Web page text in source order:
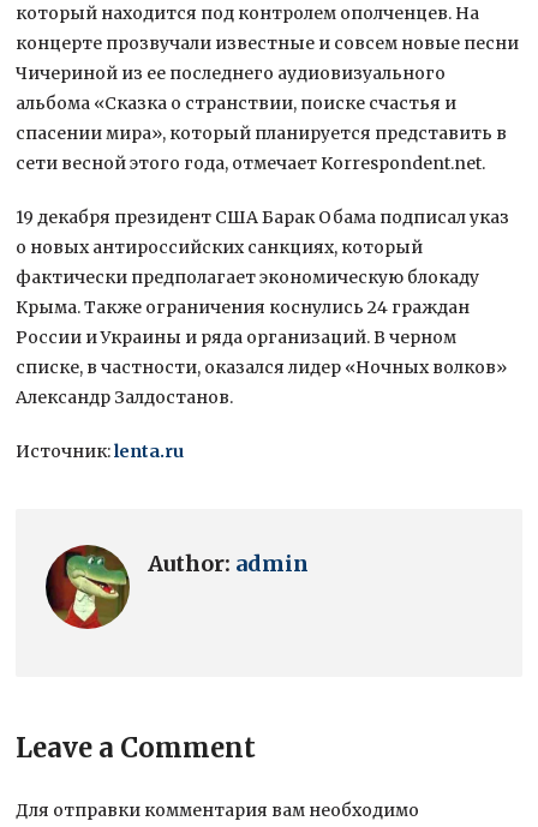
который находится под контролем ополченцев. На
концерте прозвучали известные и совсем новые песни
Чичериной из ее последнего аудиовизуального
альбома «Сказка о странствии, поиске счастья и
спасении мира», который планируется представить в
сети весной этого года, отмечает Korrespondent.net.
19 декабря президент США Барак Обама подписал указ
о новых антироссийских санкциях, который
фактически предполагает экономическую блокаду
Крыма. Также ограничения коснулись 24 граждан
России и Украины и ряда организаций. В черном
списке, в частности, оказался лидер «Ночных волков»
Александр Залдостанов.
Источник:lenta.ru
Author: admin
Leave a Comment
Для отправки комментария вам необходимо